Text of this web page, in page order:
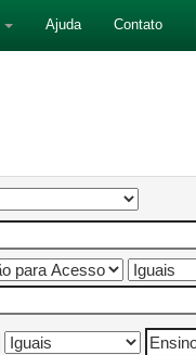
Ajuda Contato